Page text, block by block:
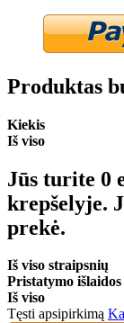
Produktas
Kiekis
Iš viso
Jūs turite 0
krepšelyje.
prekė.
Iš viso straipsnių
Pristatymo išlaidos
Iš viso
Tęsti apsipirkimą